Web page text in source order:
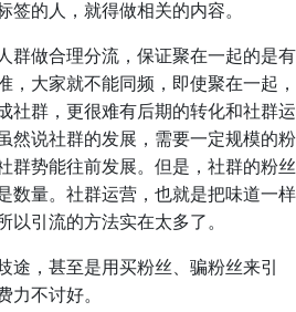
签的人，就得做相关的内容。
群做合理分流，保证聚在一起的是有
，大家就不能同频，即使聚在一起，
社群，更很难有后期的转化和社群运
然说社群的发展，需要一定规模的粉
群势能往前发展。但是，社群的粉丝
数量。社群运营，也就是把味道一样
以引流的方法实在太多了。
途，甚至是用买粉丝、骗粉丝来引
力不讨好。